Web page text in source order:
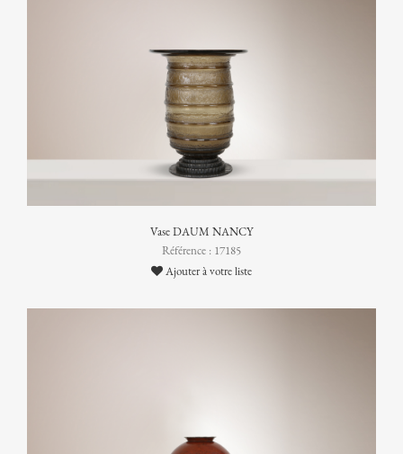
Vase DAUM NANCY
Référence : 17185
Ajouter à votre liste